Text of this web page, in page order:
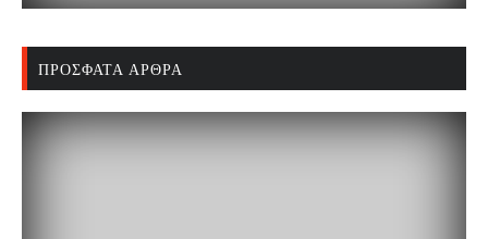
ΠΡΌΣΦΑΤΑ ΆΡΘΡΑ